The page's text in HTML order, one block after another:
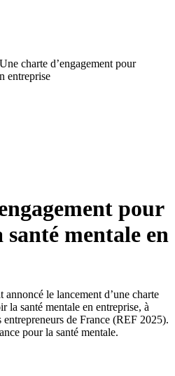
Une charte d’engagement pour
entreprise
pour
mentale en
le lancement d’une charte
la santé mentale en entreprise, à
entrepreneurs de France (REF 2025).
pour la santé mentale.